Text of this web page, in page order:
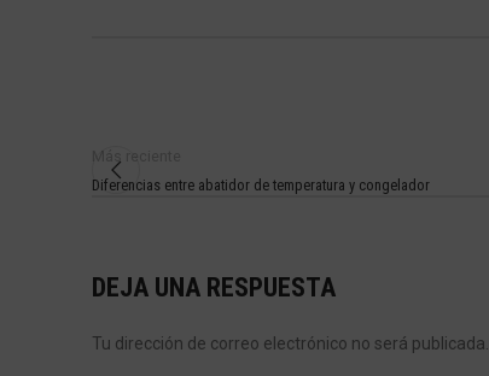
Más reciente
Diferencias entre abatidor de temperatura y congelador
DEJA UNA RESPUESTA
Tu dirección de correo electrónico no será publicada.